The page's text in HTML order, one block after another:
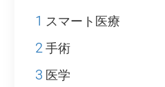
1 スマート医療
2手術
3 医学